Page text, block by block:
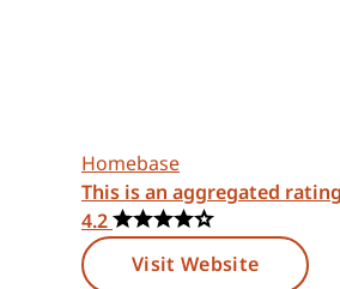
Homebase
This is an aggregated
4.2
Visit Website